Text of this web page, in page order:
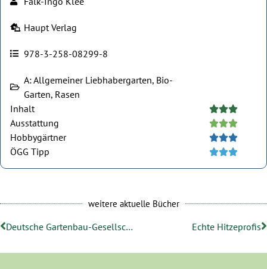
Haupt Verlag
978-3-258-08299-8
A: Allgemeiner Liebhabergarten, Bio-
Garten, Rasen
Inhalt

Ausstattung 
Hobbygärtner 
ÖGG Tipp 
weitere aktuelle Bücher
Deutsche Gartenbau-Gesellschaft Echte Hitzeprofis